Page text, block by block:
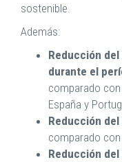
sostenible.
Además:
Reducción del
durante el
comparado
España y
Reducción
comparado
Reducción del